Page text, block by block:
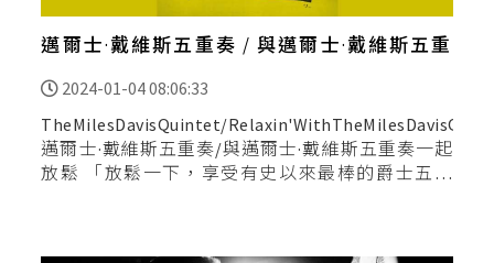
邁爾士·戴維斯五重奏 / 與邁爾士·戴維斯五重
2024-01-04 08:06:33
TheMilesDavisQuintet/
邁爾士·戴維斯五重奏/與邁爾士·戴維斯五重奏一起
放鬆 「放鬆一下，享受有史以來最棒的爵士五重